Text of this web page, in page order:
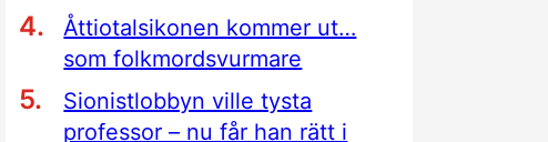
Åttiotalsikonen kommer ut…
som folkmordsvurmare
Sionistlobbyn ville tysta
professor – nu får han rätt i